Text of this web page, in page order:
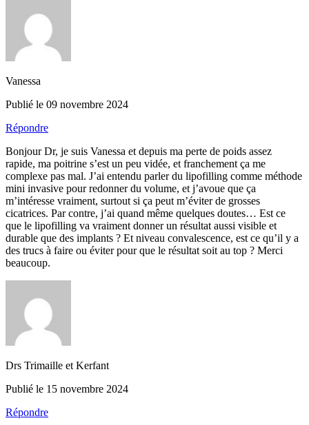
Vanessa
Publié le 09 novembre 2024
Répondre
Bonjour Dr, je suis Vanessa et depuis ma perte de poids assez
rapide, ma poitrine s’est un peu vidée, et franchement ça me
complexe pas mal. J’ai entendu parler du lipofilling comme méthode
mini invasive pour redonner du volume, et j’avoue que ça
m’intéresse vraiment, surtout si ça peut m’éviter de grosses
cicatrices. Par contre, j’ai quand même quelques doutes… Est ce
que le lipofilling va vraiment donner un résultat aussi visible et
durable que des implants ? Et niveau convalescence, est ce qu’il y a
des trucs à faire ou éviter pour que le résultat soit au top ? Merci
beaucoup.
Drs Trimaille et Kerfant
Publié le 15 novembre 2024
Répondre